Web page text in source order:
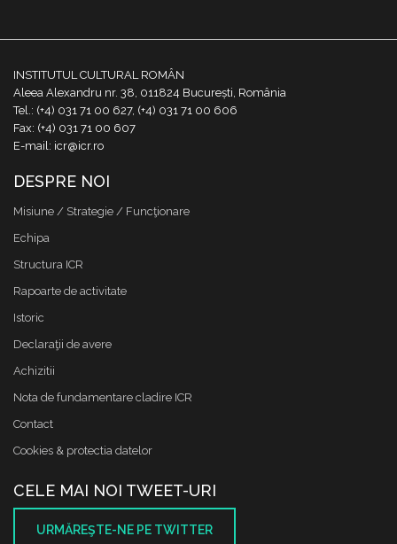
INSTITUTUL CULTURAL ROMÂN
Aleea Alexandru nr. 38, 011824 București, România
Tel.: (+4) 031 71 00 627, (+4) 031 71 00 606
Fax: (+4) 031 71 00 607
E-mail: icr@icr.ro
DESPRE NOI
Misiune / Strategie / Funcţionare
Echipa
Structura ICR
Rapoarte de activitate
Istoric
Declaraţii de avere
Achizitii
Nota de fundamentare cladire ICR
Contact
Cookies & protectia datelor
CELE MAI NOI TWEET-URI
URMĂREŞTE-NE PE TWITTER